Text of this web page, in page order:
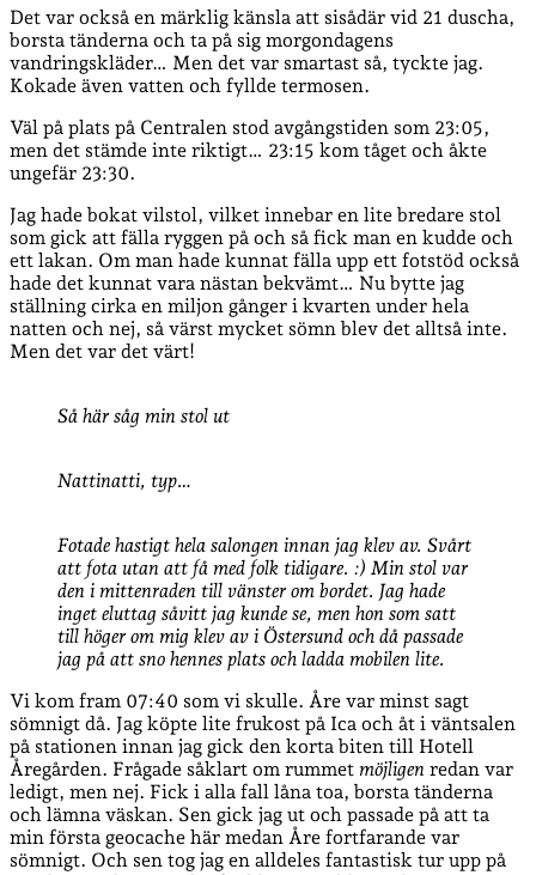
Det var också en märklig känsla att sisådär vid 21 duscha,
borsta tänderna och ta på sig morgondagens
vandringskläder… Men det var smartast så, tyckte jag.
Kokade även vatten och fyllde termosen.
Väl på plats på Centralen stod avgångstiden som 23:05,
men det stämde inte riktigt… 23:15 kom tåget och åkte
ungefär 23:30.
Jag hade bokat vilstol, vilket innebar en lite bredare stol
som gick att fälla ryggen på och så fick man en kudde och
ett lakan. Om man hade kunnat fälla upp ett fotstöd också
hade det kunnat vara nästan bekvämt… Nu bytte jag
ställning cirka en miljon gånger i kvarten under hela
natten och nej, så värst mycket sömn blev det alltså inte.
Men det var det värt!
Så här såg min stol ut
Nattinatti, typ…
Fotade hastigt hela salongen innan jag klev av. Svårt
att fota utan att få med folk tidigare. :) Min stol var
den i mittenraden till vänster om bordet. Jag hade
inget eluttag såvitt jag kunde se, men hon som satt
till höger om mig klev av i Östersund och då passade
jag på att sno hennes plats och ladda mobilen lite.
Vi kom fram 07:40 som vi skulle. Åre var minst sagt
sömnigt då. Jag köpte lite frukost på Ica och åt i väntsalen
på stationen innan jag gick den korta biten till Hotell
Åregården. Frågade såklart om rummet möjligen redan var
ledigt, men nej. Fick i alla fall låna toa, borsta tänderna
och lämna väskan. Sen gick jag ut och passade på att ta
min första geocache här medan Åre fortfarande var
sömnigt. Och sen tog jag en alldeles fantastisk tur upp på